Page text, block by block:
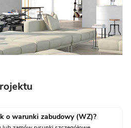
o warunki zabudowy (WZ)?